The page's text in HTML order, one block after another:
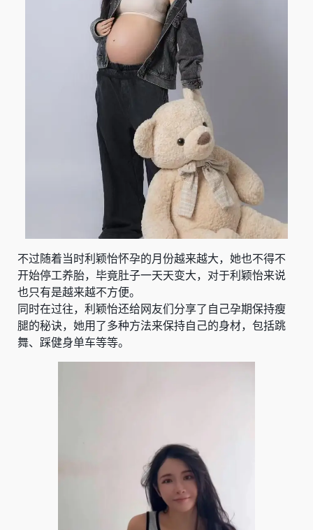
不过随着当时利颖怡怀孕的月份越来越大，她也不得不
开始停工养胎，毕竟肚子一天天变大，对于利颖怡来说
也只有是越来越不方便。
同时在过往，利颖怡还给网友们分享了自己孕期保持瘦
腿的秘诀，她用了多种方法来保持自己的身材，包括跳
舞、踩健身单车等等。